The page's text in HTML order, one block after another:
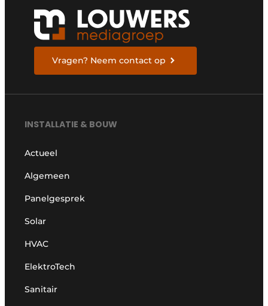
Vragen? Neem contact op
INSTALLATIE & BOUW
Actueel
Algemeen
Panelgesprek
Solar
HVAC
ElektroTech
Sanitair